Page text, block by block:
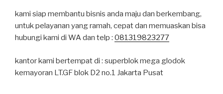
kami siap membantu bisnis anda maju dan berkembang,
untuk pelayanan yang ramah, cepat dan memuaskan bisa
hubungi kami di WA dan telp : 081319823277
kantor kami bertempat di : superblok mega glodok
kemayoran LT.GF blok D2 no.1 Jakarta Pusat